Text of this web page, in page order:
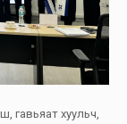
гавьяат хуульч,